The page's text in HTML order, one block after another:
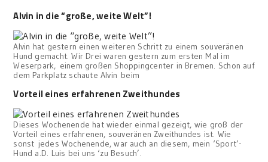
Alvin in die “große, weite Welt”!
Alvin hat gestern einen weiteren Schritt zu einem souveränen
Hund gemacht. Wir Drei waren gestern zum ersten Mal im
Weserpark, einem großen Shoppingcenter in Bremen. Schon auf
dem Parkplatz schaute Alvin beim
Vorteil eines erfahrenen Zweithundes
Dieses Wochenende hat wieder einmal gezeigt, wie groß der
Vorteil eines erfahrenen, souveränen Zweithundes ist. Wie
sonst jedes Wochenende, war auch an diesem, mein ‘Sport’-
Hund a.D. Luis bei uns ‘zu Besuch’.